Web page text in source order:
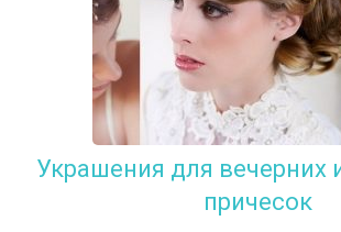
Украшения для вечерних
причесок